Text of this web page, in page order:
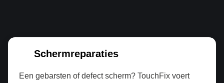
Schermreparaties
Een gebarsten of defect scherm? TouchFix voert